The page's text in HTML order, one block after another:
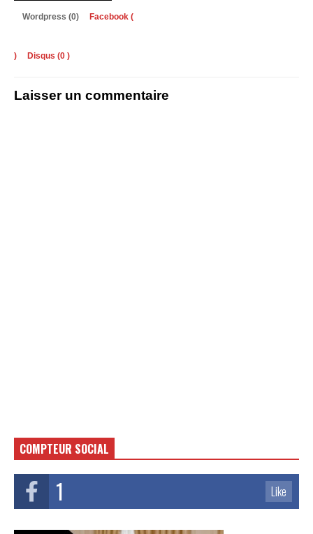
Wordpress (0) Facebook (
) Disqus (0 )
Laisser un commentaire
COMPTEUR SOCIAL
1 Like